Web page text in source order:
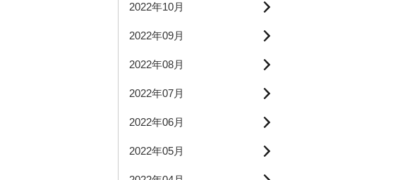
2022年10月
2022年09月
2022年08月
2022年07月
2022年06月
2022年05月